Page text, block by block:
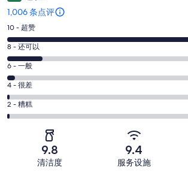
1,006 条点评
10
分
-
超
赞。
817
条
好
10 - 超赞
8
分
-
还
可
以。
8 - 还可以
6
分
-
一
般。
6 - 一般
4
分
-
4 - 很差
2
分
2 - 糟糕
9.8
清洁度
9.4
服务设施